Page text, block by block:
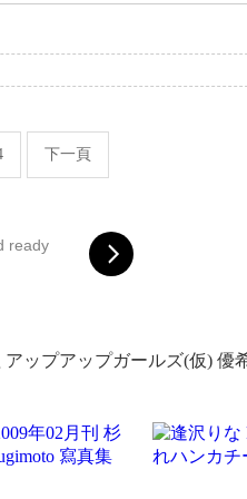
下一頁
ready
アップアップガールズ(仮) 優